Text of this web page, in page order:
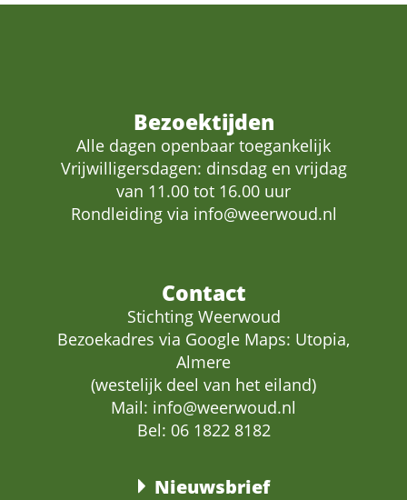
Bezoektijden
Alle dagen openbaar toegankelijk
Vrijwilligersdagen: dinsdag en vrijdag
van 11.00 tot 16.00 uur
Rondleiding via info@weerwoud.nl
Contact
Stichting Weerwoud
Bezoekadres via Google Maps: Utopia,
Almere
(westelijk deel van het eiland)
Mail: info@weerwoud.nl
Bel: 06 1822 8182
Nieuwsbrief